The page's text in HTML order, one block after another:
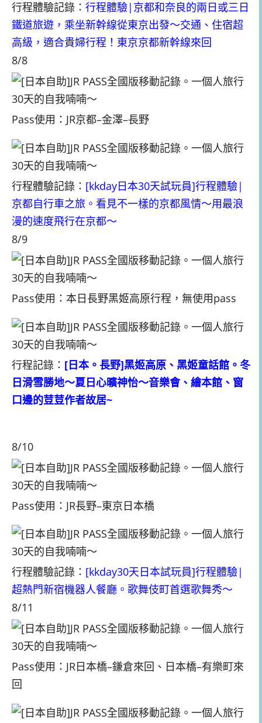
行程體驗記錄： 行程體驗|京都和奈良的兩日或三日
鐵道旅遊，乘坐新幹線從東京出發～交通、住宿超
高級，適合貴婦行程！東京京都新幹線來回
8/8
Pass使用：JR京都–金澤–長野
行程體驗記錄： [kkday日本30天試玩員]行程體驗|
京都自行車之旅。看見不一樣的京都風情～用最浪
漫的速度飛行在京都～
8/9
Pass使用：本日長野黑姬高原行程，無使用pass
行程記錄： [日本。長野]黑姬高原、黑姬童話館。冬
日滑雪勝地～夏日心曠神怡～音樂會、繪本館、窗
口邊的荳荳作者故居~
8/10
Pass使用：JR長野–東京日本橋
行程體驗記錄： [kkday30天日本試玩員]行程體驗|
超熱門新宿機器人餐廳。歌舞伎町首選歌舞秀～
8/11
Pass使用：JR日本橋–鎌倉來回、日本橋–有樂町來
回